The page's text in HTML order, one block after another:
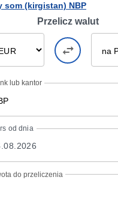
som (kirgistan) NBP
Przelicz walut
lub kantor
od dnia
do przeliczenia